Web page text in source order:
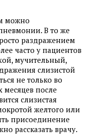
можно
В то же
раздражением
часто у пациентов
мучительный,
слизистой
не только во
месяцев после
слизистая
желтого или
присоединение
рассказать врачу.